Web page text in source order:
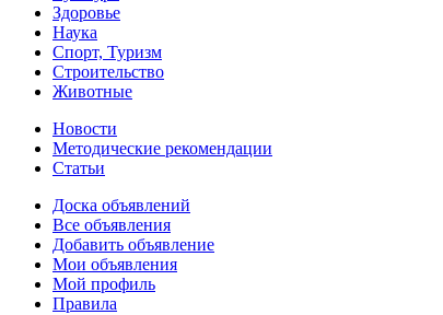
Здоровье
Наука
Спорт, Туризм
Строительство
Животные
Новости
Методические рекомендации
Статьи
Доска объявлений
Все объявления
Добавить объявление
Мои объявления
Мой профиль
Правила